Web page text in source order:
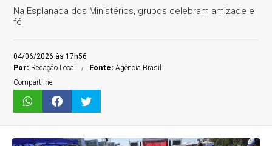
Na Esplanada dos Ministérios, grupos celebram amizade e
fé
04/06/2026 às 17h56
Por: Redaçâo Local Fonte:Agência Brasil
Compartilhe: